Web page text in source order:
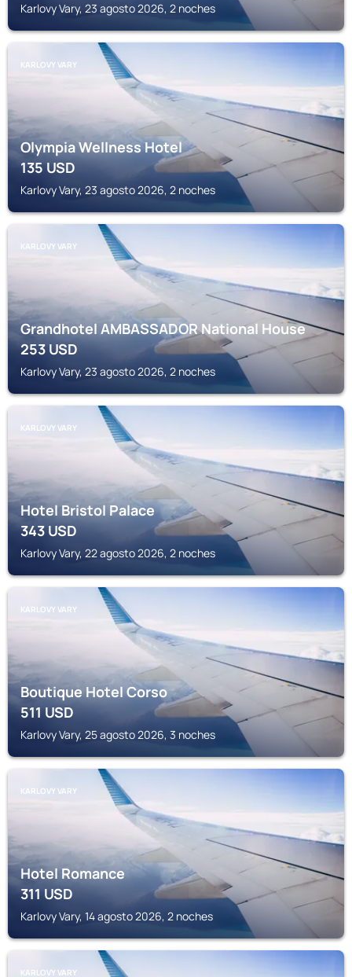
Karlovy Vary, 23 agosto 2026, 2 noches
KARLOVY VARY
Olympia Wellness Hotel
135USD
Karlovy Vary, 23 agosto 2026, 2 noches
KARLOVY VARY
Grandhotel AMBASSADOR National House
253USD
Karlovy Vary, 23 agosto 2026, 2 noches
KARLOVY VARY
Hotel Bristol Palace
343USD
Karlovy Vary, 22 agosto 2026, 2 noches
KARLOVY VARY
Boutique Hotel Corso
511USD
Karlovy Vary, 25 agosto 2026, 3 noches
KARLOVY VARY
Hotel Romance
311USD
Karlovy Vary, 14 agosto 2026, 2 noches
KARLOVY VARY